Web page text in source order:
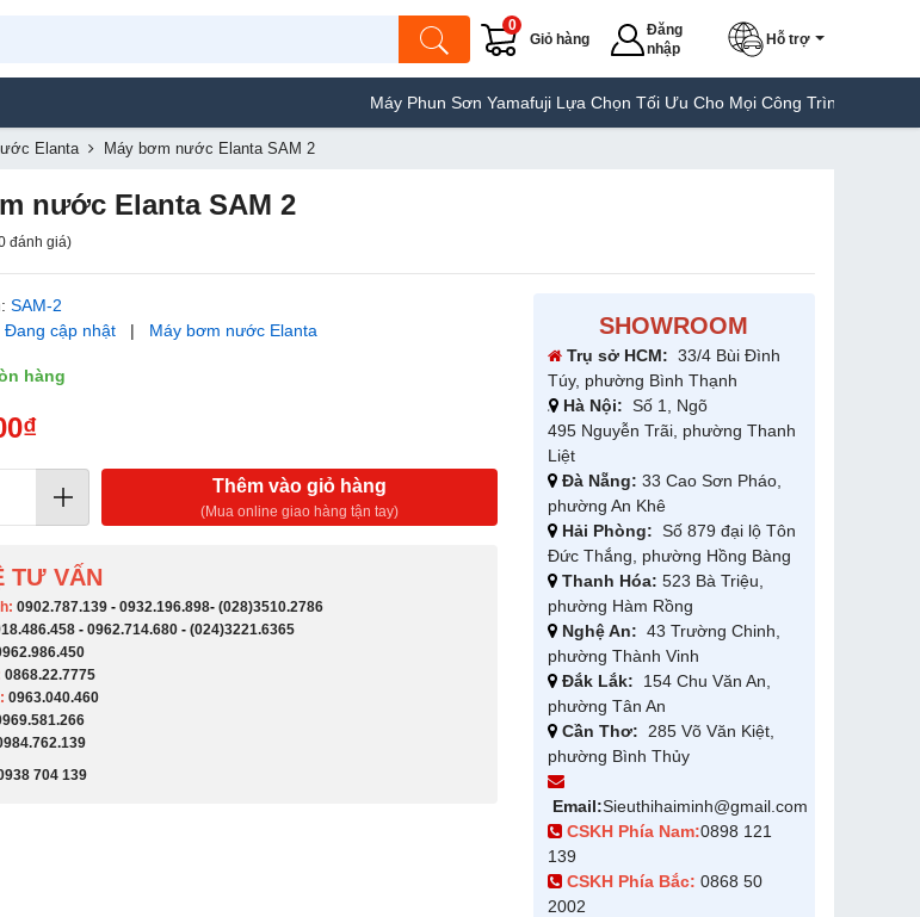
Giỏ hàng
0
Đăng
nhập
Hỗ trợ
Máy Phun Sơn Yamafuji Lựa Chọn Tối Ưu Cho Mọi Công Trình Máy Hàn Túi
Elanta Máy bơm nước Elanta SAM 2
nước Elanta SAM 2
đánh giá)
SAM-2
Đang cập nhật | Máy bơm nước Elanta
hàng
Thêm vào giỏ hàng
(Mua online giao hàng tận tay)
TƯ VẤN
0902.787.139 -0932.196.898-(028)3510.2786
-0962.714.680 -(024)3221.6365
0868.22.7775
0963.040.460
704 139​
SHOWROOM
Trụ sở HCM: 33/4 Bùi Đình
Túy, phường Bình Thạnh
Hà Nội: Số 1, Ngõ
495 Nguyễn Trãi, phường Thanh
Liệt
Đà Nẵng: 33 Cao Sơn Pháo,
phường An Khê
Hải Phòng: Số 879 đại lộ Tôn
Đức Thắng, phường Hồng Bàng
Thanh Hóa: 523 Bà Triệu,
phường Hàm Rồng
Nghệ An: 43 Trường Chinh,
phường Thành Vinh
Đắk Lắk: 154 Chu Văn An,
phường Tân An
Cần Thơ: 285 Võ Văn Kiệt,
phường Bình Thủy
Email:Sieuthihaiminh@gmail.com
CSKH Phía Nam:0898 121
139
CSKH Phía Bắc: 0868 50
2002